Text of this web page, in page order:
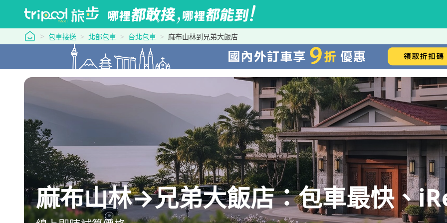
tripool 旅步
包車接送 北部包車 台北包車 麻布山林到兄弟大飯店
麻布山林→兄弟大飯店：包車最快、